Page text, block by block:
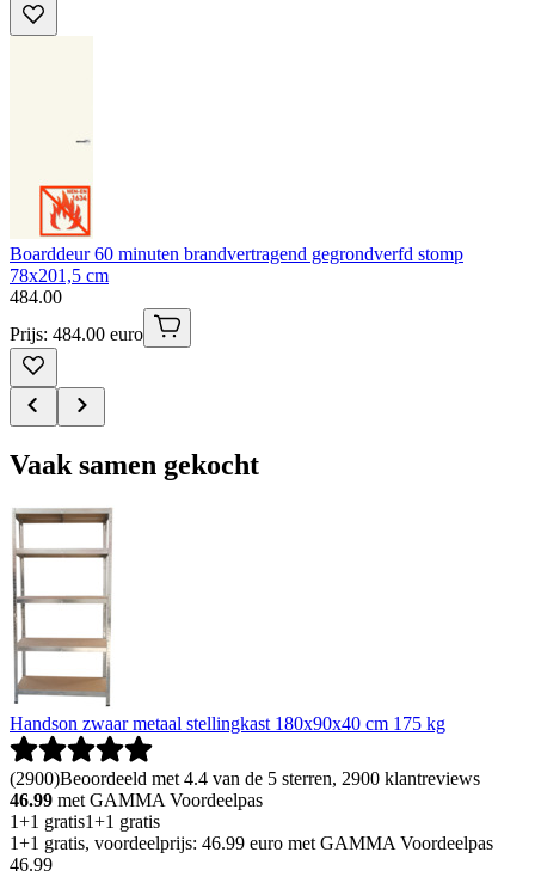
Boarddeur 60 minuten brandvertragend gegrondverfd stomp
78x201,5 cm
484.00
Prijs: 484.00 euro
Vaak samen gekocht
Handson zwaar metaal stellingkast 180x90x40 cm 175 kg
(2900)Beoordeeld met 4.4 van de 5 sterren, 2900 klantreviews
46.99 met GAMMA Voordeelpas
1+1 gratis1+1 gratis
1+1 gratis, voordeelprijs: 46.99 euro met GAMMA Voordeelpas
46.99